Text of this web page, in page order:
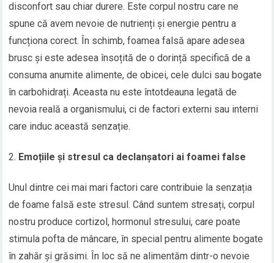
disconfort sau chiar durere. Este corpul nostru care ne
spune că avem nevoie de nutrienți și energie pentru a
funcționa corect. În schimb, foamea falsă apare adesea
brusc și este adesea însoțită de o dorință specifică de a
consuma anumite alimente, de obicei, cele dulci sau bogate
în carbohidrați. Aceasta nu este întotdeauna legată de
nevoia reală a organismului, ci de factori externi sau interni
care induc această senzație.
Emoțiile și stresul ca declanșatori ai foamei false
Unul dintre cei mai mari factori care contribuie la senzația
de foame falsă este stresul. Când suntem stresați, corpul
nostru produce cortizol, hormonul stresului, care poate
stimula pofta de mâncare, în special pentru alimente bogate
în zahăr și grăsimi. În loc să ne alimentăm dintr-o nevoie